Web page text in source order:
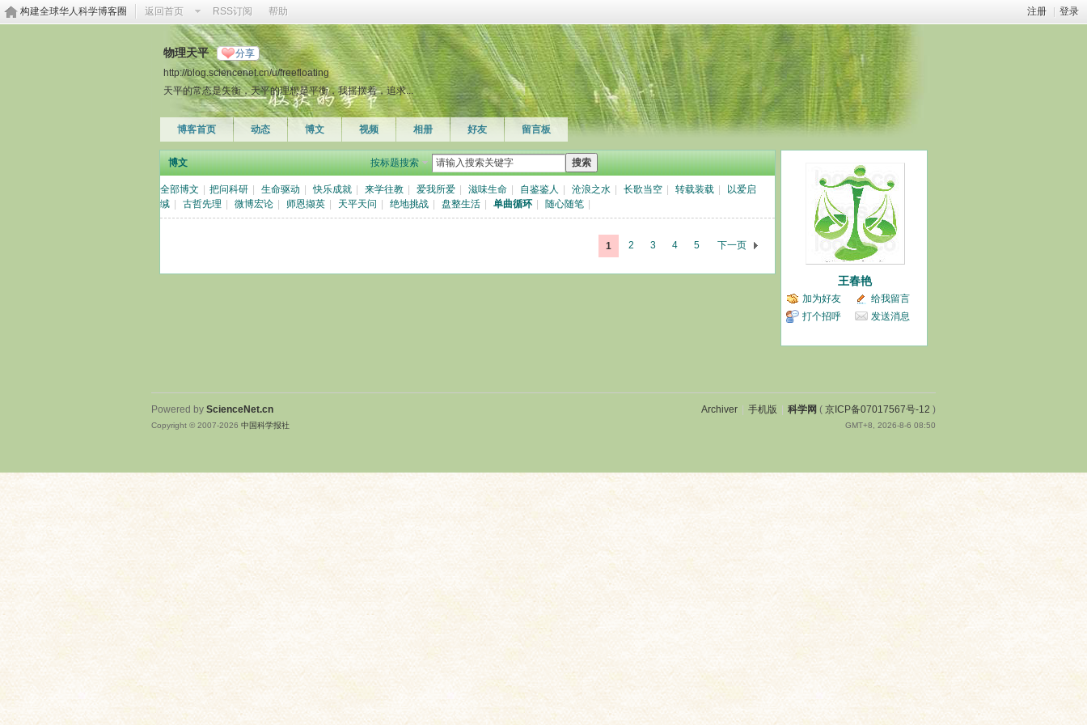
注册 登录
构建全球华人科学博客圈 返回首页 RSS订阅 帮助
物理天平 分享
http://blog.sciencenet.cn/u/freefloating
天平的常态是失衡，天平的理想是平衡，我摇摆着，追求...
博客首页 动态 博文 视频 相册 好友 留言板
博文 按标题搜索 搜索
全部博文 把问科研 生命驱动 快乐成就 来学往教 爱我所爱 滋味生命 自鉴鉴人 沧浪之水 长歌当空 转载装载
以爱启
缄
古哲先理 微博宏论 师恩撷英 天平天问 绝地挑战 盘整生活 单曲循环 随心随笔
1 2 3 4 5 下一页
王春艳
加为好友
给我留言
打个招呼
发送消息
Archiver 手机版 科学网 ( 京ICP备07017567号-12 )
GMT+8, 2026-8-6 08:50
Powered by ScienceNet.cn
Copyright © 2007-2026 中国科学报社